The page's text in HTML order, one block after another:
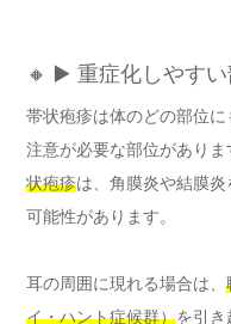
🔸 ▶️ 重症化しやすい
帯状疱疹は体のどの部位
注意が必要な部位がありま
状疱疹は、角膜炎や結膜
可能性があります。
耳の周囲に現れる場合は、
イ・ハント症候群）を引き